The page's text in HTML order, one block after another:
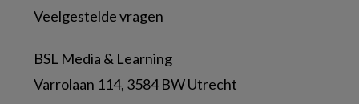
Veelgestelde vragen
BSL Media & Learning
Varrolaan 114, 3584 BW Utrecht